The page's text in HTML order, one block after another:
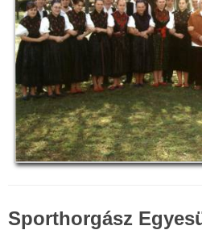
Sporthorgász